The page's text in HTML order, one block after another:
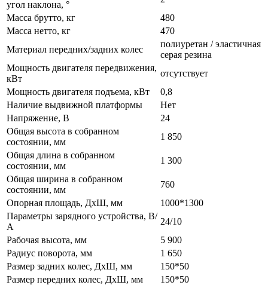
угол наклона, °
Масса брутто, кг
480
Масса нетто, кг
470
Материал передних/задних колес
полиуретан / эластичная
серая резина
Мощность двигателя передвижения,
кВт
отсутствует
Мощность двигателя подъема, кВт
0,8
Наличие выдвижной платформы
Нет
Напряжение, В
24
Общая высота в собранном
состоянии, мм
1 850
Общая длина в собранном
состоянии, мм
1 300
Общая ширина в собранном
состоянии, мм
760
Опорная площадь, ДхШ, мм
1000*1300
Параметры зарядного устройства, В/
А
24/10
Рабочая высота, мм
5 900
Радиус поворота, мм
1 650
Размер задних колес, ДхШ, мм
150*50
Размер передних колес, ДхШ, мм
150*50